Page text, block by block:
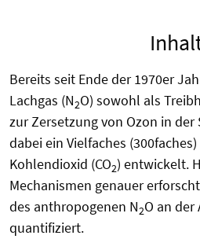
Bereits seit Ende der 1970er
Lachgas (N2O) sowohl als
zur Zersetzung von Ozon in
dabei ein Vielfaches
Kohlendioxid (CO2) entwickelt.
Mechanismen genauer
des anthropogenen N2O an
quantifiziert.